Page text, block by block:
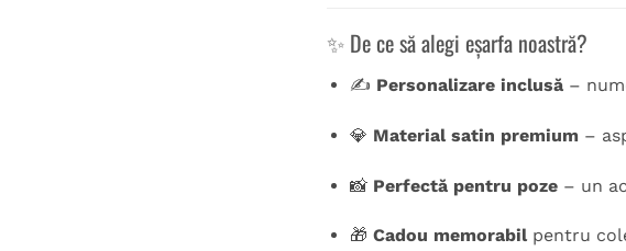
✨ De ce să alegi eșarfa noastră?
✍️ Personalizare inclusă–
💎 Material satin premium –
📸 Perfectă pentru poze– un
🎁 Cadou memorabilpentru